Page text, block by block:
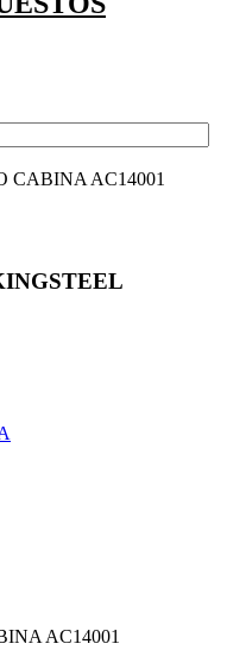
CABINA AC14001
AC14001